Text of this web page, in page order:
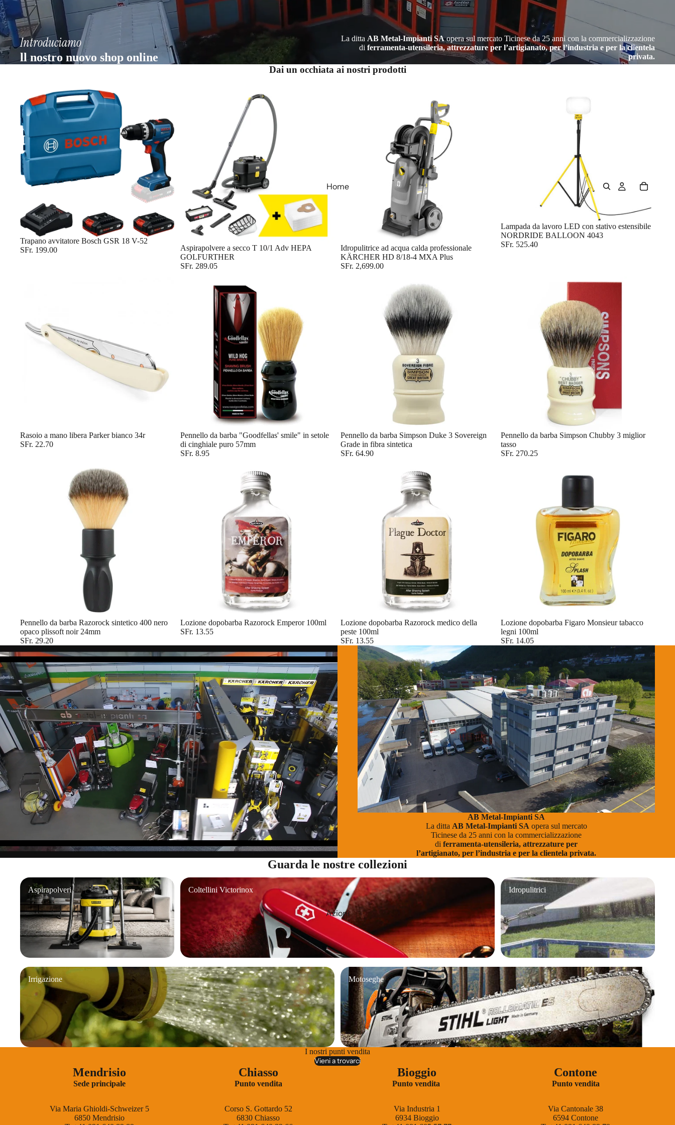
Home
Azioni
Introduciamo
ll nostro nuovo shop online
La ditta AB Metal-Impianti SAopera sul mercato Ticinese da 25 anni con la commercializzazione
di ferramenta-utensileria, attrezzature per l’artigianato, per l’industria e per la clientela
privata.
Dai un occhiata ai nostri prodotti
Trapano avvitatore Bosch GSR 18 V-52
SFr. 199.00
Aspirapolvere a secco T 10/1 Adv HEPA
GOLFURTHER
SFr. 289.05
Idropulitrice ad acqua calda professionale
KÄRCHER HD 8/18-4 MXA Plus
SFr. 2,699.00
Lampada da lavoro LED con stativo estensibile
NORDRIDE BALLOON 4043
SFr. 525.40
Rasoio a mano libera Parker bianco 34r
SFr. 22.70
Pennello da barba "Goodfellas' smile" in setole
di cinghiale puro 57mm
SFr. 8.95
Pennello da barba Simpson Duke 3 Sovereign
Grade in fibra sintetica
SFr. 64.90
Pennello da barba Simpson Chubby 3 miglior
tasso
SFr. 270.25
Pennello da barba Razorock sintetico 400 nero
opaco plissoft noir 24mm
SFr. 29.20
Esaurito
Lozione dopobarba Razorock Emperor 100ml
SFr. 13.55
Lozione dopobarba Razorock medico della
peste 100ml
SFr. 13.55
Lozione dopobarba Figaro Monsieur tabacco
legni 100ml
SFr. 14.05
Riproduci video
AB Metal-Impianti SA
La ditta AB Metal-Impianti SA opera sul mercato
Ticinese da 25 anni con la commercializzazione
di ferramenta-utensileria, attrezzature per
l’artigianato, per l’industria e per la clientela privata.
Guarda le nostre collezioni
Aspirapolveri
Aspirapolveri
Coltellini Victorinox
Coltellini Victorinox
Idropulitrici
Idropulitrici
Irrigazione
Irrigazione
Motoseghe
Motoseghe
I nostri punti vendita
Vieni a trovarci
Mendrisio
Sede principale
Via Maria Ghioldi-Schweizer 5
6850 Mendrisio
Chiasso
Punto vendita
Corso S. Gottardo 52
6830 Chiasso
Bioggio
Punto vendita
Via Industria 1
6934 Bioggio
Contone
Punto vendita
Via Cantonale 38
6594 Contone